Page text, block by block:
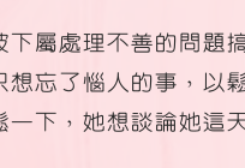
屬處理不善的問題
忘了惱人的事，以
下，她想談論她這